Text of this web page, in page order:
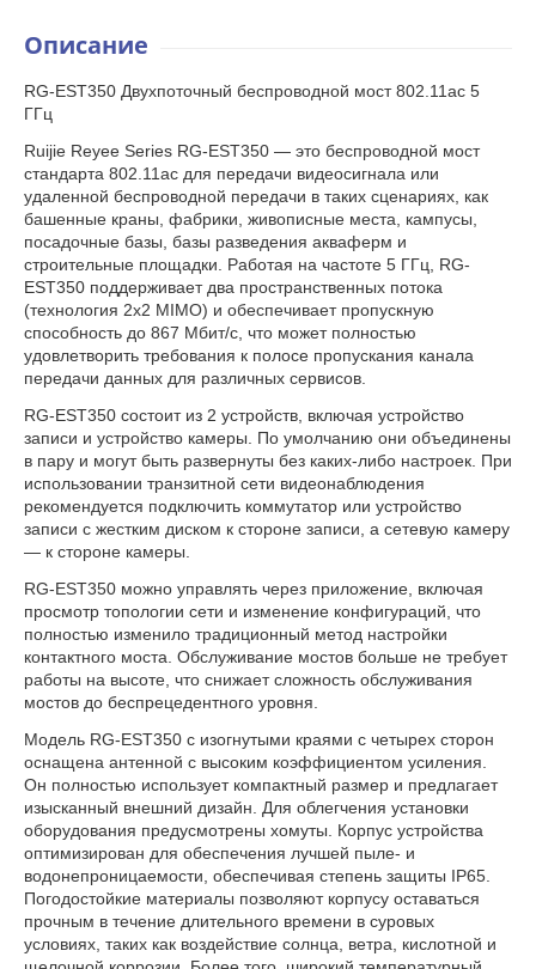
Описание
RG-EST350 Двухпоточный беспроводной мост 802.11ac 5
ГГц
Ruijie Reyee Series RG-EST350 — это беспроводной мост
стандарта 802.11ac для передачи видеосигнала или
удаленной беспроводной передачи в таких сценариях, как
башенные краны, фабрики, живописные места, кампусы,
посадочные базы, базы разведения акваферм и
строительные площадки. Работая на частоте 5 ГГц, RG-
EST350 поддерживает два пространственных потока
(технология 2x2 MIMO) и обеспечивает пропускную
способность до 867 Мбит/с, что может полностью
удовлетворить требования к полосе пропускания канала
передачи данных для различных сервисов.
RG-EST350 состоит из 2 устройств, включая устройство
записи и устройство камеры. По умолчанию они объединены
в пару и могут быть развернуты без каких-либо настроек. При
использовании транзитной сети видеонаблюдения
рекомендуется подключить коммутатор или устройство
записи с жестким диском к стороне записи, а сетевую камеру
— к стороне камеры.
RG-EST350 можно управлять через приложение, включая
просмотр топологии сети и изменение конфигураций, что
полностью изменило традиционный метод настройки
контактного моста. Обслуживание мостов больше не требует
работы на высоте, что снижает сложность обслуживания
мостов до беспрецедентного уровня.
Модель RG-EST350 с изогнутыми краями с четырех сторон
оснащена антенной с высоким коэффициентом усиления.
Он полностью использует компактный размер и предлагает
изысканный внешний дизайн. Для облегчения установки
оборудования предусмотрены хомуты. Корпус устройства
оптимизирован для обеспечения лучшей пыле- и
водонепроницаемости, обеспечивая степень защиты IP65.
Погодостойкие материалы позволяют корпусу оставаться
прочным в течение длительного времени в суровых
условиях, таких как воздействие солнца, ветра, кислотной и